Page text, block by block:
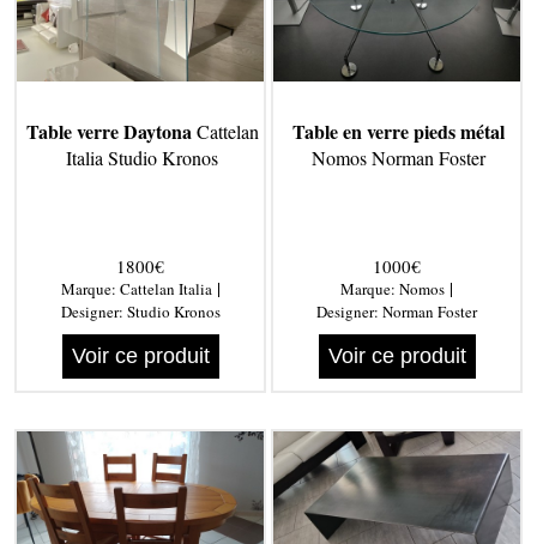
Table verre DaytonaCattelan
Italia Studio Kronos
1800€
Marque: Cattelan Italia|
Designer: Studio Kronos
Voir ce produit
Table en verre pieds métal
Nomos Norman Foster
1000€
Marque: Nomos |
Designer: Norman Foster
Voir ce produit